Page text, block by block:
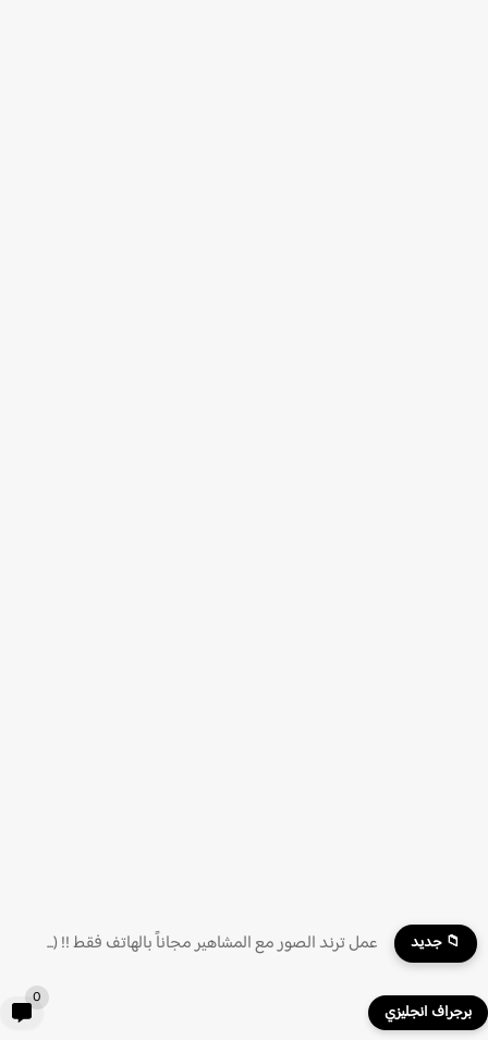
📁 جديد عمل ترند الصور مع المشاهير مجاناً بالهاتف فقط !! (...
انجليزي